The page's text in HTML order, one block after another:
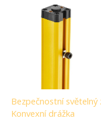
Bezpečnostní světelný
Konvexní drážka